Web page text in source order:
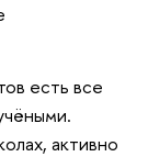
есть все
активно